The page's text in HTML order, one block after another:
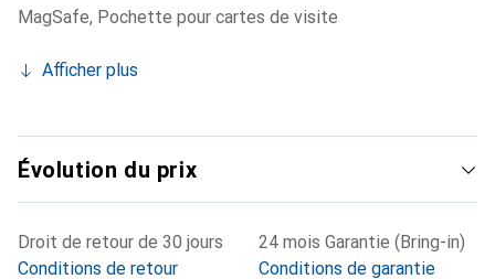
MagSafe, Pochette pour cartes de visite
Afficher plus
Évolution du prix
Droit de retour de 30 jours
Conditions de retour
24 mois Garantie (Bring-in)
Conditions de garantie